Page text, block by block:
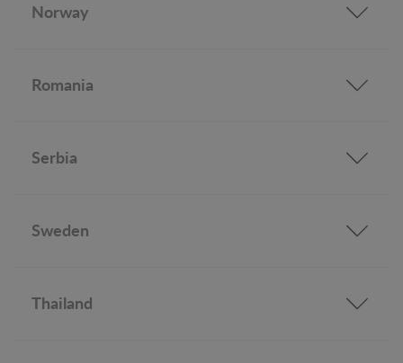
Norway
Romania
Serbia
Sweden
Thailand